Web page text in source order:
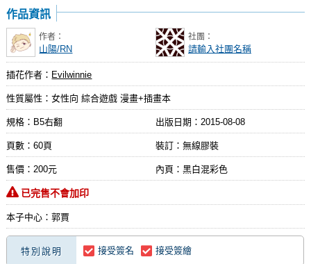
作品資訊
作者：
山陽/RN
社團：
請輸入社團名稱
插花作者： Evilwinnie
性質屬性：女性向 綜合遊戲 漫畫+插畫本
規格：B5右翻 出版日期： 2015-08-08
頁數：60頁 裝訂：無線膠裝
售價：200元 內頁：黑白混彩色
已完售不會加印
本子中心：郭賈
特別說明 接受簽名 接受簽繪